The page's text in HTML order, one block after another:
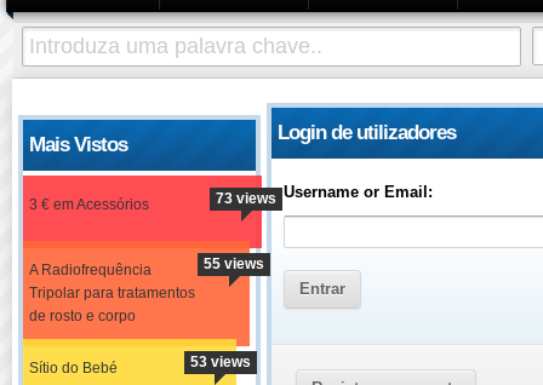
Mais Vistos
3 € em Acessórios 73 views
A Radiofrequência
Tripolar para tratamentos
de rosto e corpo
55 views
Sítio do Bebé 53 views
Login de utilizadores
Username or Email: